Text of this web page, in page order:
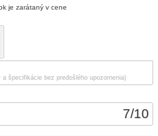
7/10
je zarátaný v cene
špecifikácie bez predošlého upozornenia)